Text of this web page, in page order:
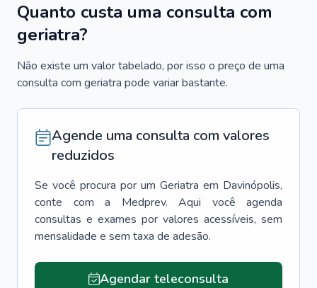
Quanto custa uma consulta com
geriatra?
Não existe um valor tabelado, por isso o preço de uma
consulta com geriatra pode variar bastante.
Agende uma consulta com valores
reduzidos
Se você procura por um Geriatra em Davinópolis,
conte com a Medprev. Aqui você agenda
consultas e exames por valores acessíveis, sem
mensalidade e sem taxa de adesão.
Agendar teleconsulta